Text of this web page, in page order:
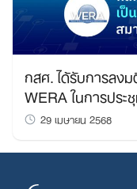
กสศ. ได้รับการลง
WERA ในการปร
29 เมษายน 2568